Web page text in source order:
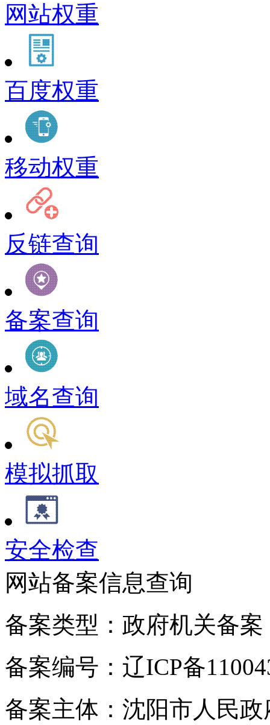
网站权重
百度权重
移动权重
反链查询
备案查询
域名查询
模拟抓取
安全检查
网站备案信息查询
备案类型：政府机关备案
备案编号：辽ICP备
备案主体：沈阳市人民